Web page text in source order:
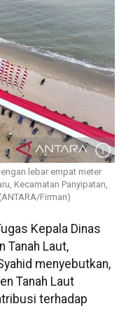
lebar empat meter
Kecamatan Panyipatan,
Firman)
Kepala Dinas
Tanah Laut,
menyebutkan,
Tanah Laut
terhadap